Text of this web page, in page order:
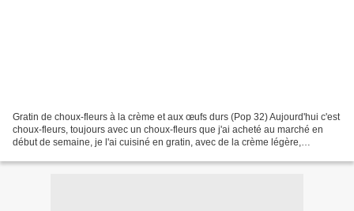
Gratin de choux-fleurs à la crème et aux œufs durs (Pop 32) Aujourd'hui c'est
choux-fleurs, toujours avec un choux-fleurs que j'ai acheté au marché en
début de semaine, je l'ai cuisiné en gratin, avec de la crème légère,